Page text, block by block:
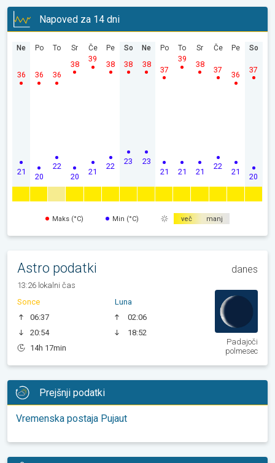
Napoved za 14 dni
Ne
21
36
Po
20
36
To
22
36
Sr
20
38
Če
21
39
Pe
22
38
So
23
38
Ne
23
38
Po
21
37
To
21
39
Sr
21
38
Če
22
37
Pe
21
36
So
20
37
Maks (°C) Min (°C) več manj
Astro podatki danes
13:26 lokalni čas
Sonce
06:37
20:54
14h 17min
Luna
02:06
18:52
Padajoči
polmesec
Prejšnji podatki
Vremenska postaja Pujaut